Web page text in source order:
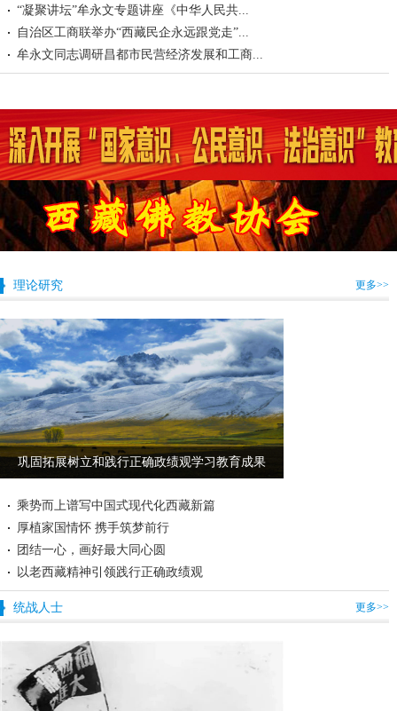
“凝聚讲坛”牟永文专题讲座《中华人民共...
自治区工商联举办“西藏民企永远跟党走”...
牟永文同志调研昌都市民营经济发展和工商...
理论研究 更多>>
巩固拓展树立和践行正确政绩观学习教育成果
乘势而上谱写中国式现代化西藏新篇
厚植家国情怀 携手筑梦前行
团结一心，画好最大同心圆
以老西藏精神引领践行正确政绩观
统战人士 更多>>